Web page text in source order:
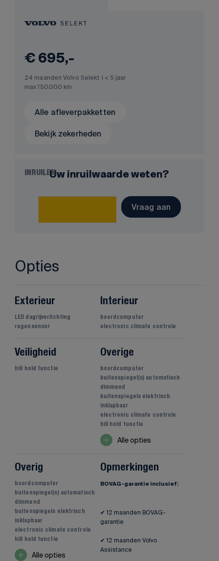
€ 695,-
24 maanden Volvo Selekt | < 5 jaar
max 150.000 km
Alle afleverpakketten
Bekijk zekerheden
INRUILENUw inruilwaarde weten?
Vraag aan
Opties
Exterieur
LED dagrijverlichting
regensensor
Interieur
boordcomputer
electronic climate controle
Veiligheid
hill hold functie
Overige
boordcomputer
buitenspiegel(s) automatisch
dimmend
buitenspiegels elektrisch
inklapbaar
electronic climate controle
hill hold functie
Alle opties
Overig
boordcomputer
buitenspiegel(s) automatisch
dimmend
buitenspiegels elektrisch
inklapbaar
electronic climate controle
hill hold functie
Alle opties
Opmerkingen
BOVAG-garantie inclusief:
✔ 12 maanden BOVAG-
garantie
✔ 12 maanden Volvo
Assistance